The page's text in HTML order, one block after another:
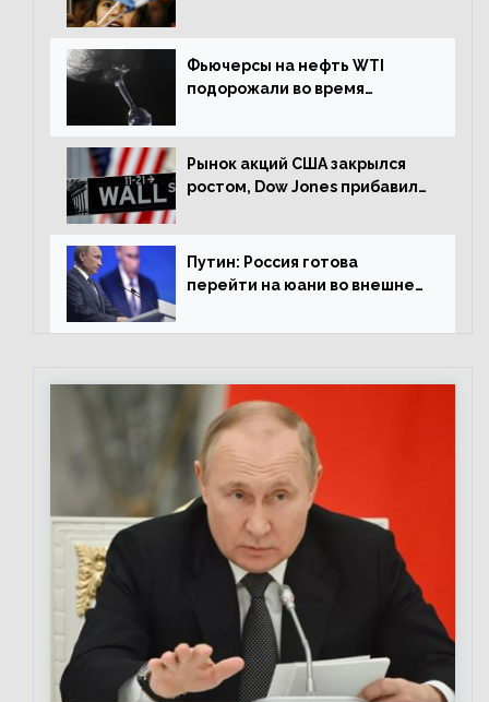
Фьючерсы на нефть WTI
подорожали во время
Рынок акций США закрылся
ростом, Dow Jones прибавил
Путин: Россия готова
перейти на юани во внешней